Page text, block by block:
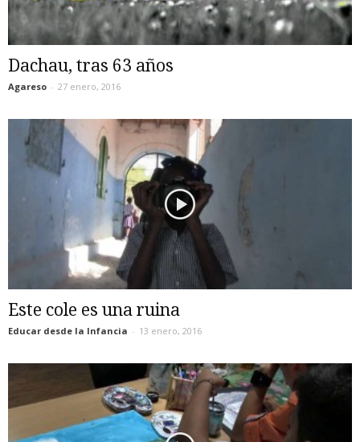
Dachau, tras 63 años
Agareso - 27 enero, 2016
Este cole es una ruina
Educar desde la Infancia - 13 enero, 2016